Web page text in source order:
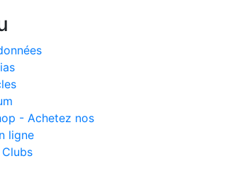
- Achetez nos
ligne